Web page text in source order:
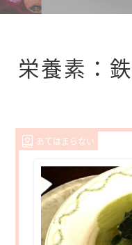
栄養素：
あてはまらない